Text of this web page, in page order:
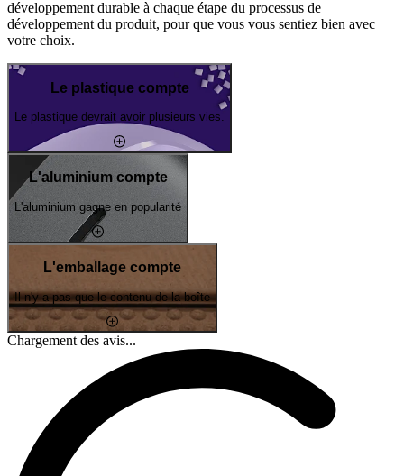
développement durable à chaque étape du processus de
développement du produit, pour que vous vous sentiez bien avec
votre choix.
Le plastique compte
Le plastique devrait avoir plusieurs vies.
L'aluminium compte
L'aluminium gagne en popularité
L'emballage compte
Il n'y a pas que le contenu de la boîte
Chargement des avis...